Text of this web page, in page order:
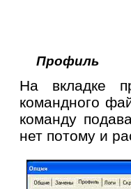
Профиль
На вкладке
командного
команду
нет потому и